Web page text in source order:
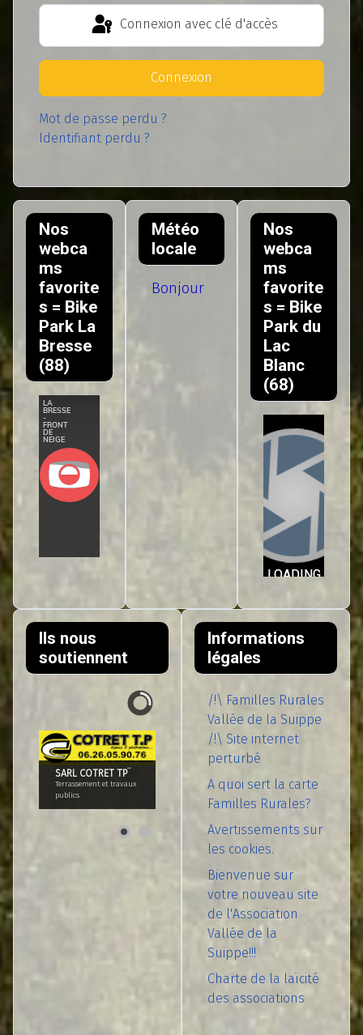
Connexion avec clé d'accès
Connexion
Mot de passe perdu ?
Identifiant perdu ?
Nos
webca
ms
favorite
s = Bike
Park La
Bresse
(88)
Météo
locale
Bonjour
Nos
webca
ms
favorite
s = Bike
Park du
Lac
Blanc
(68)
Ils nous
soutiennent
SARL COTRET TP¨
Terrassement et travaux
publics
Informations
légales
/!\ Familles Rurales
Vallée de la Suippe
/!\ Site internet
perturbé
A quoi sert la carte
Familles Rurales?
Avertissements sur
les cookies.
Bienvenue sur
votre nouveau site
de l'Association
Vallée de la
Suippe!!!
Charte de la laïcité
des associations